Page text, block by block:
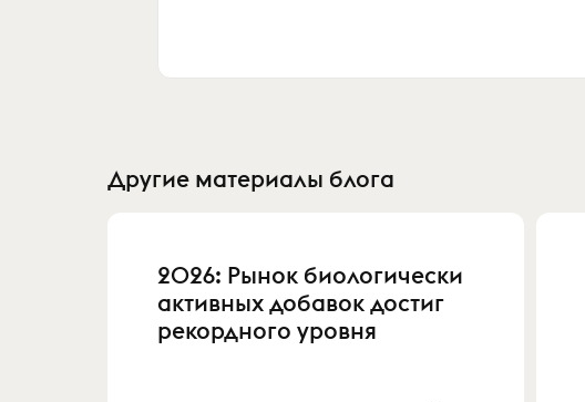
Другие материалы блога
2026: Рынок биологически
активных добавок достиг
рекордного уровня